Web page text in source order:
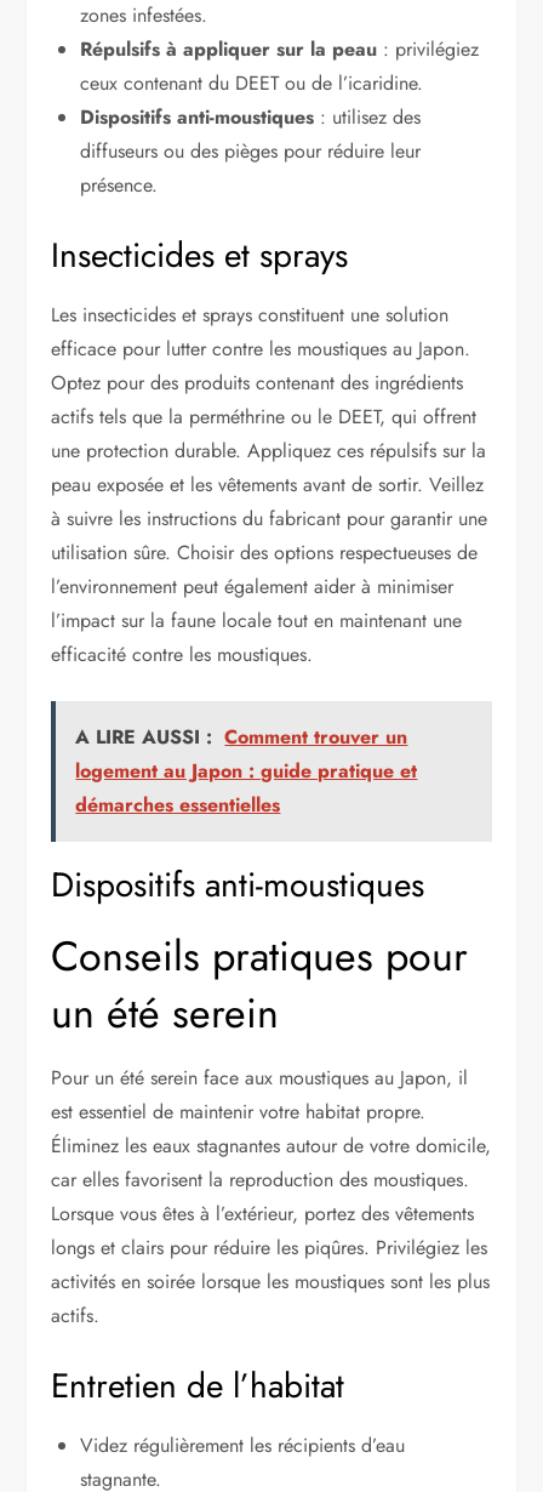
zones infestées.
Répulsifs à appliquer sur la peau : privilégiez
ceux contenant du DEET ou de l’icaridine.
Dispositifs anti-moustiques : utilisez des
diffuseurs ou des pièges pour réduire leur
présence.
Insecticides et sprays
Les insecticides et sprays constituent une solution
efficace pour lutter contre les moustiques au Japon.
Optez pour des produits contenant des ingrédients
actifs tels que la perméthrine ou le DEET, qui offrent
une protection durable. Appliquez ces répulsifs sur la
peau exposée et les vêtements avant de sortir. Veillez
à suivre les instructions du fabricant pour garantir une
utilisation sûre. Choisir des options respectueuses de
l’environnement peut également aider à minimiser
l’impact sur la faune locale tout en maintenant une
efficacité contre les moustiques.
A LIRE AUSSI : Comment trouver un
logement au Japon : guide pratique et
démarches essentielles
Dispositifs anti-moustiques
Conseils pratiques pour
un été serein
Pour un été serein face aux moustiques au Japon, il
est essentiel de maintenir votre habitat propre.
Éliminez les eaux stagnantes autour de votre domicile,
car elles favorisent la reproduction des moustiques.
Lorsque vous êtes à l’extérieur, portez des vêtements
longs et clairs pour réduire les piqûres. Privilégiez les
activités en soirée lorsque les moustiques sont les plus
actifs.
Entretien de l’habitat
Videz régulièrement les récipients d’eau
stagnante.